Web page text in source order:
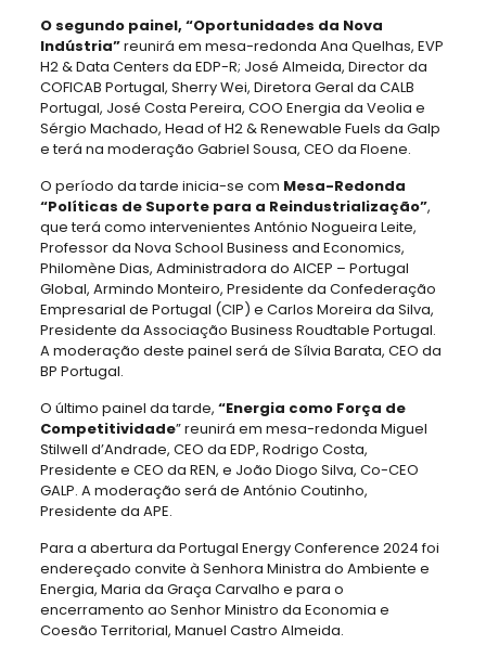
O segundo painel, “Oportunidades da Nova
Indústria”reunirá em mesa-redonda Ana Quelhas, EVP
H2 & Data Centers da EDP-R; José Almeida, Director da
COFICAB Portugal, Sherry Wei, Diretora Geral da CALB
Portugal, José Costa Pereira, COO Energia da Veolia e
Sérgio Machado, Head of H2 & Renewable Fuels da Galp
e terá na moderação Gabriel Sousa, CEO da Floene.
O período da tarde inicia-se com Mesa-Redonda
“Políticas de Suporte para a Reindustrialização”,
que terá como intervenientes António Nogueira Leite,
Professor da Nova School Business and Economics,
Philomène Dias, Administradora do AICEP – Portugal
Global, Armindo Monteiro, Presidente da Confederação
Empresarial de Portugal (CIP) e Carlos Moreira da Silva,
Presidente da Associação Business Roudtable Portugal.
A moderação deste painel será de Sílvia Barata, CEO da
BP Portugal.
O último painel da tarde, “Energia como Força de
Competitividade” reunirá em mesa-redonda Miguel
Stilwell d’Andrade, CEO da EDP, Rodrigo Costa,
Presidente e CEO da REN, e João Diogo Silva, Co-CEO
GALP. A moderação será de António Coutinho,
Presidente da APE.
Para a abertura da Portugal Energy Conference 2024 foi
endereçado convite à Senhora Ministra do Ambiente e
Energia, Maria da Graça Carvalho e para o
encerramento ao Senhor Ministro da Economia e
Coesão Territorial, Manuel Castro Almeida.